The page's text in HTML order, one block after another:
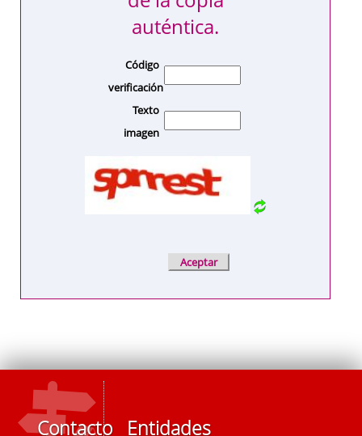
auténtica.
Código
verificación
Texto
imagen
Contacto Entidades